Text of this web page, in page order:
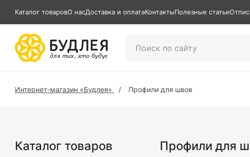
Каталог товаровО насДоставка и оплатаКонтактыПолезные статьи
Интернет-магазин «Будлея» Профили для швов
Каталог товаров Профили для